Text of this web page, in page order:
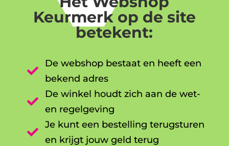
Keurmerk op de site
betekent:

De webshop bestaat en heeft een
bekend adres

De winkel houdt zich aan de wet-
en regelgeving

Je kunt een bestelling terugsturen
en krijgt jouw geld terug